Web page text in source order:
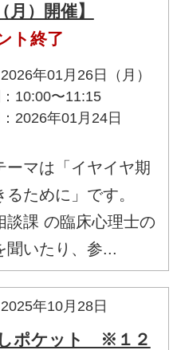
月）開催】
ト終了
年01月26日（月）
10:00〜11:15
2026年01月24日
ーマは「イヤイヤ期
るために」です。
談課 の臨床心理士の
聞いたり、参...
年10月28日
ポケット ※１２